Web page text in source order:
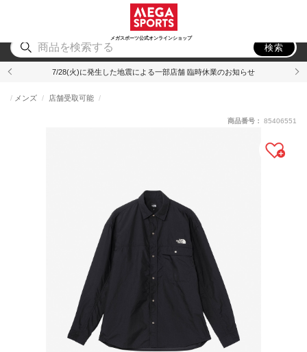
メガスポーツ公式オンラインショップ
アウトドア
検索
7/28(火)に発生した地震による一部店舗 臨時休業のお知らせ
メンズ 店舗受取可能
商品番号： 85406551